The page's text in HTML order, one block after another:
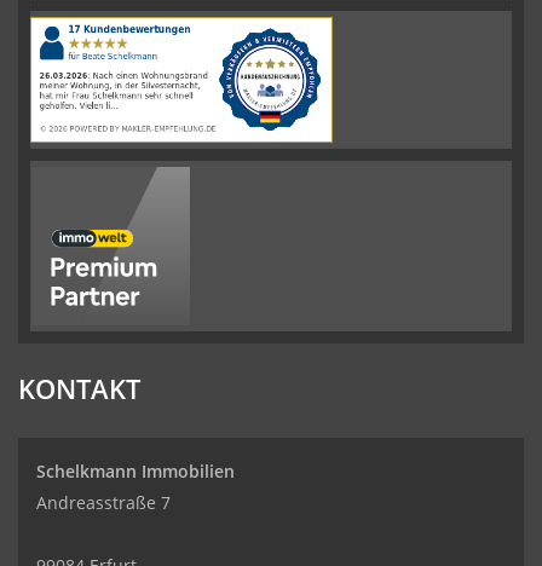
|110Schelkmann
ImmobilienBewertungen
auf
werkenntdenBESTEN.de
KONTAKT
Schelkmann Immobilien
Andreasstraße 7